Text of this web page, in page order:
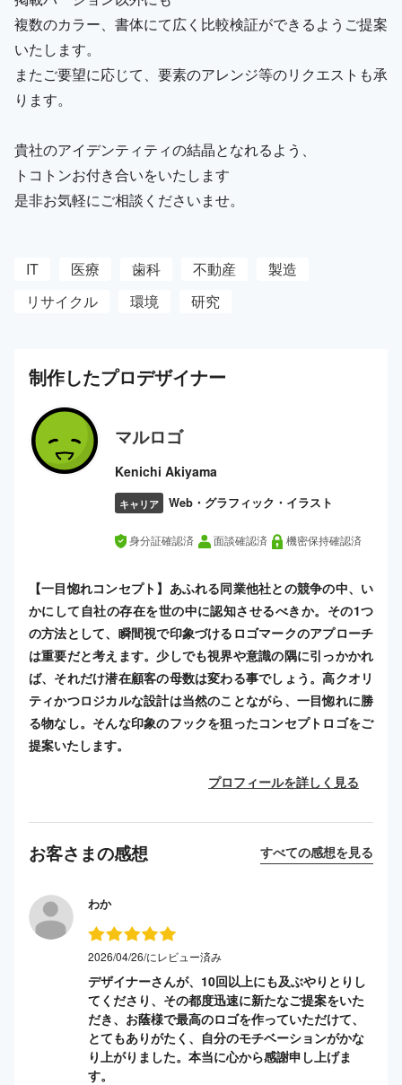
複数のカラー、書体にて広く比較検証ができるようご提案
いたします。
またご要望に応じて、要素のアレンジ等のリクエストも承
ります。
貴社のアイデンティティの結晶となれるよう、
トコトンお付き合いをいたします
是非お気軽にご相談くださいませ。
IT 医療 歯科 不動産
製造
リサイクル
環境 研究
制作したプロデザイナー
マルロゴ
Kenichi Akiyama
キャリア Web・グラフィック・イラスト
身分証確認済 面談確認済 機密保持確認済
【一目惚れコンセプト】あふれる同業他社との競争の中、い
かにして自社の存在を世の中に認知させるべきか。その1つ
の方法として、瞬間視で印象づけるロゴマークのアプローチ
は重要だと考えます。少しでも視界や意識の隅に引っかかれ
ば、それだけ潜在顧客の母数は変わる事でしょう。高クオリ
ティかつロジカルな設計は当然のことながら、一目惚れに勝
る物なし。そんな印象のフックを狙ったコンセプトロゴをご
提案いたします。
プロフィールを詳しく見る
お客さまの感想 すべての感想を見る
わか
2026/04/26/にレビュー済み
デザイナーさんが、10回以上にも及ぶやりとりし
てくださり、その都度迅速に新たなご提案をいた
だき、お蔭様で最高のロゴを作っていただけて、
とてもありがたく、自分のモチベーションがかな
り上がりました。本当に心から感謝申し上げま
す。